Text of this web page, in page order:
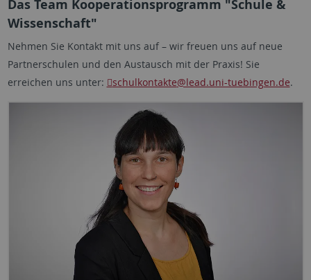
Das Team Kooperationsprogramm "Schule &
Wissenschaft"
Nehmen Sie Kontakt mit uns auf – wir freuen uns auf neue
Partnerschulen und den Austausch mit der Praxis! Sie
erreichen uns unter:
schulkontakte@lead.uni-tuebingen.de.